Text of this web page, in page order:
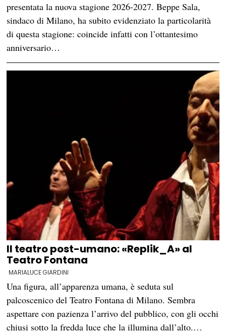
presentata la nuova stagione 2026-2027. Beppe Sala,
sindaco di Milano, ha subito evidenziato la particolarità
di questa stagione: coincide infatti con l’ottantesimo
anniversario…
Il teatro post-umano: «Replik_A» al
Teatro Fontana
MARIALUCE GIARDINI
Una figura, all’apparenza umana, è seduta sul
palcoscenico del Teatro Fontana di Milano. Sembra
aspettare con pazienza l’arrivo del pubblico, con gli occhi
chiusi sotto la fredda luce che la illumina dall’alto.…